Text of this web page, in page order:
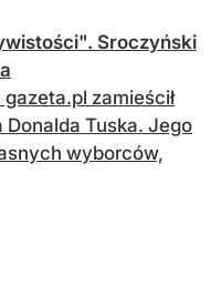
Sroczyński
zamieścił
Tuska. Jego
wyborców,